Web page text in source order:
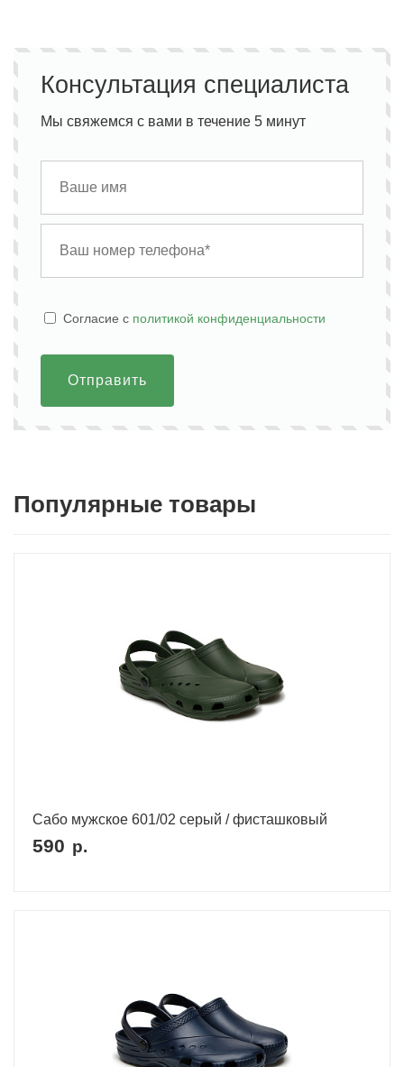
Консультация специалиста
Мы свяжемся с вами в течение 5 минут
Cогласие с политикой конфиденциальности
Отправить
Популярные товары
Сабо мужское 601/02 серый / фисташковый
590 р.